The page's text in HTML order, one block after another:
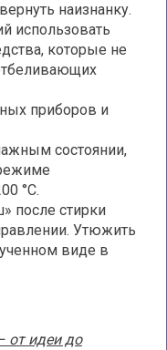
наизнанку.
использовать
которые не
приборов и
состоянии,
°С.
после стирки
Утюжить
виде в
от идеи до